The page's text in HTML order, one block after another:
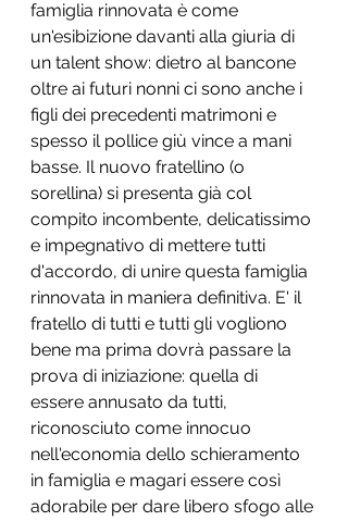
famiglia rinnovata è come
un'esibizione davanti alla giuria di
un talent show: dietro al bancone
oltre ai futuri nonni ci sono anche i
figli dei precedenti matrimoni e
spesso il pollice giù vince a mani
basse. Il nuovo fratellino (o
sorellina) si presenta già col
compito incombente, delicatissimo
e impegnativo di mettere tutti
d'accordo, di unire questa famiglia
rinnovata in maniera definitiva. E' il
fratello di tutti e tutti gli vogliono
bene ma prima dovrà passare la
prova di iniziazione: quella di
essere annusato da tutti,
riconosciuto come innocuo
nell'economia dello schieramento
in famiglia e magari essere così
adorabile per dare libero sfogo alle